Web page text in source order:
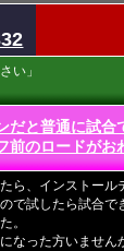
い」
だと普通に試合
前のロードがお
ら、インストール
で試したら試合で
。
なった方いません